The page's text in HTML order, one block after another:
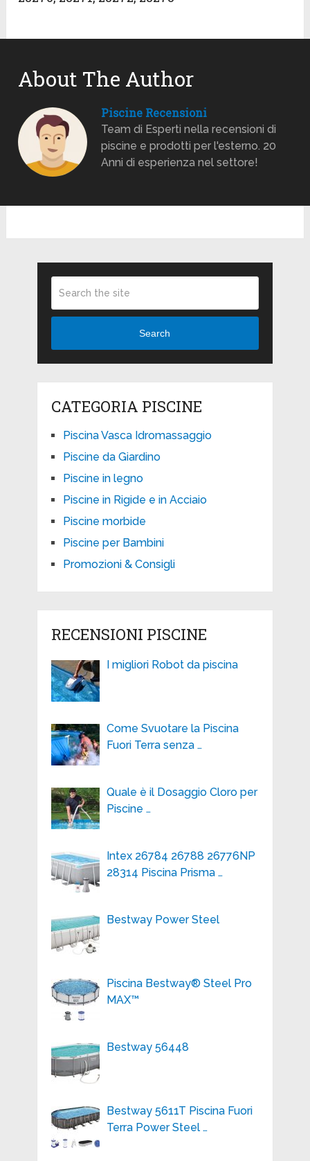
About The Author
Piscine Recensioni
Team di Esperti nella recensioni di
piscine e prodotti per l'esterno. 20
Anni di esperienza nel settore!
Search
CATEGORIA PISCINE
Piscina Vasca Idromassaggio
Piscine da Giardino
Piscine in legno
Piscine in Rigide e in Acciaio
Piscine morbide
Piscine per Bambini
Promozioni & Consigli
RECENSIONI PISCINE
I migliori Robot da piscina
Come Svuotare la Piscina
Fuori Terra senza …
Quale è il Dosaggio Cloro per
Piscine …
Intex 26784 26788 26776NP
28314 Piscina Prisma …
Bestway Power Steel
Piscina Bestway® Steel Pro
MAX™
Bestway 56448
Bestway 5611T Piscina Fuori
Terra Power Steel …